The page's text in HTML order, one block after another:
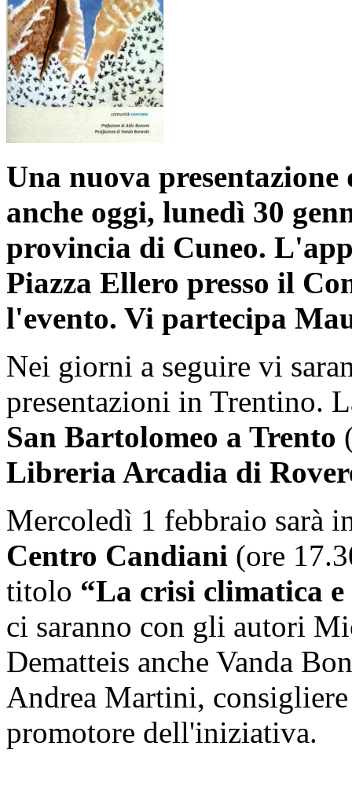
Una nuova
anche oggi, lunedì 30
provincia di Cuneo.
Piazza Ellero presso il
l'evento. Vi partecipa
Nei giorni a seguire vi
presentazioni in Trentino.
San Bartolomeo a Trento
Libreria Arcadia di
Mercoledì 1 febbraio sarà
Centro Candiani (ore
titolo “La crisi climatica
ci saranno con gli autori
Dematteis anche Vanda
Andrea Martini,
promotore dell'iniziativa.